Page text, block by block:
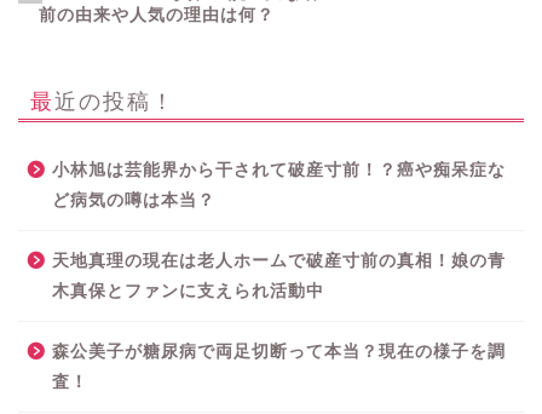
前の由来や人気の理由は何？
最近の投稿！
小林旭は芸能界から干されて破産寸前！？癌や痴呆症な
ど病気の噂は本当？
天地真理の現在は老人ホームで破産寸前の真相！娘の青
木真保とファンに支えられ活動中
森公美子が糖尿病で両足切断って本当？現在の様子を調
査！